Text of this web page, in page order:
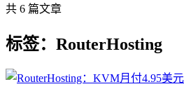
共 6 篇文章
标签：RouterHosting